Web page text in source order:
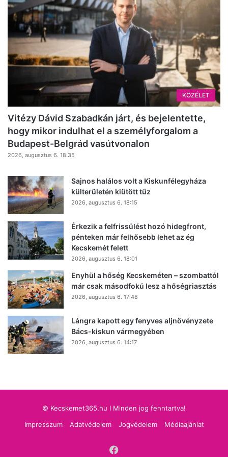
KÖZÉLET
Vitézy Dávid Szabadkán járt, és bejelentette,
hogy mikor indulhat el a személyforgalom a
Budapest-Belgrád vasútvonalon
2026, augusztus 6. 18:35
Sajnos halálos volt a Kiskunfélegyháza
külterületén kiütött tűz
2026, augusztus 6. 18:15
Érkezik a felfrissülést hozó hidegfront,
pénteken már felhősebb lehet az ég
Kecskemét felett
2026, augusztus 6. 18:01
Enyhül a hőség Kecskeméten – szombattól
már csak másodfokú lesz a hőségriasztás
2026, augusztus 6. 17:48
Lángra kapott egy fenyves aljnövényzete
Bács-kiskun vármegyében
2026, augusztus 6. 14:17
© Kecskemet365.hu I Minden jog fenntartva!
Impresszum
Adatvédelem Jogvédelem Médiaajánlat
Facebook